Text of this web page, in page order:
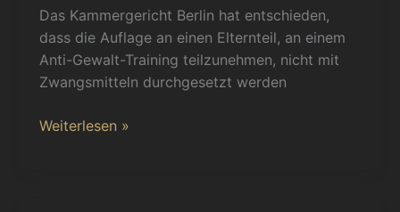
Das Kammergericht Berlin hat entschieden,
dass die Auflage an einen Elternteil, an einem
Anti-Gewalt-Training teilzunehmen, nicht mit
Zwangsmitteln durchgesetzt werden
Kindeswohls
unzulässig
Weiterlesen »